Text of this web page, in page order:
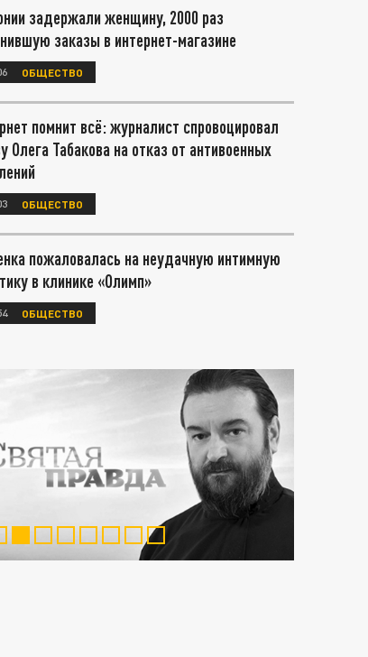
задержали женщину, 2000 раз
заказы в интернет-магазине
ОБЩЕСТВО
помнит всё: журналист спровоцировал
Олега Табакова на отказ от антивоенных
ОБЩЕСТВО
пожаловалась на неудачную интимную
в клинике «Олимп»
ОБЩЕСТВО